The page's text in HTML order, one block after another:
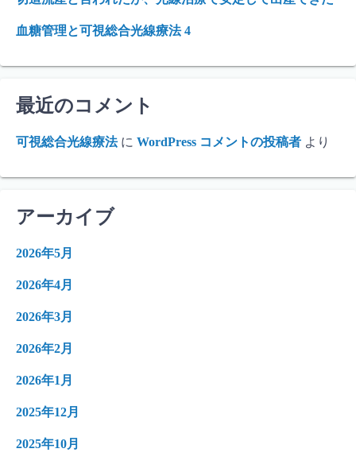
血糖管理と可視総合光線療法 4
最近のコメント
可視総合光線療法に WordPress コメントの投稿者 より
アーカイブ
2026年5月
2026年4月
2026年3月
2026年2月
2026年1月
2025年12月
2025年10月